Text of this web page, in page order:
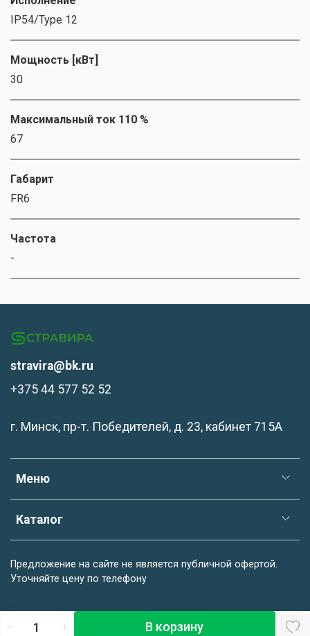
В корзину
IP54/Type 12
Мощность [кВт]
30
Максимальный ток 110 %
67
Габарит
FR6
Частота
-
Меню
Каталог
stravira@bk.ru
+375 44 577 52 52
г. Минск, пр-т. Победителей, д. 23, кабинет 715А
Предложение на сайте не является публичной офертой.
Уточняйте цену по телефону